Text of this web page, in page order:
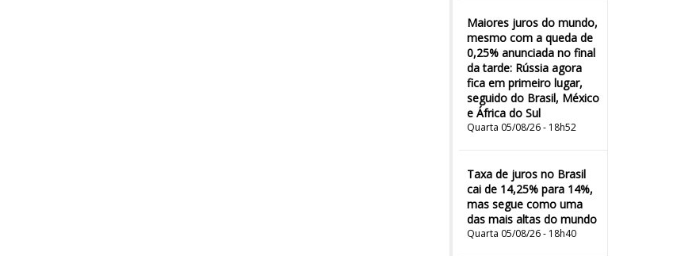
Maiores juros do mundo,
mesmo com a queda de
0,25% anunciada no final
da tarde: Rússia agora
fica em primeiro lugar,
seguido do Brasil, México
e África do Sul
Quarta 05/08/26 - 18h52
Taxa de juros no Brasil
cai de 14,25% para 14%,
mas segue como uma
das mais altas do mundo
Quarta 05/08/26 - 18h40